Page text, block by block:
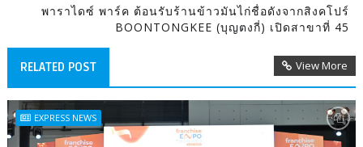
พาราไดซ์ พาร์ค ต้อนรับร้านข้าวมันไก่ชื่อดังจากสิงคโปร์
BOONTONGKEE (บุญตงกี่) เปิดสาขาที่ 45
RELATED POST View More
EXPRESS NEWS